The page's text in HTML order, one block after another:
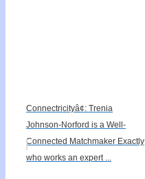
Connectricityâ¢: Trenia
Johnson-Norford is a Well-
Connected Matchmaker Exactly
who works an expert ...